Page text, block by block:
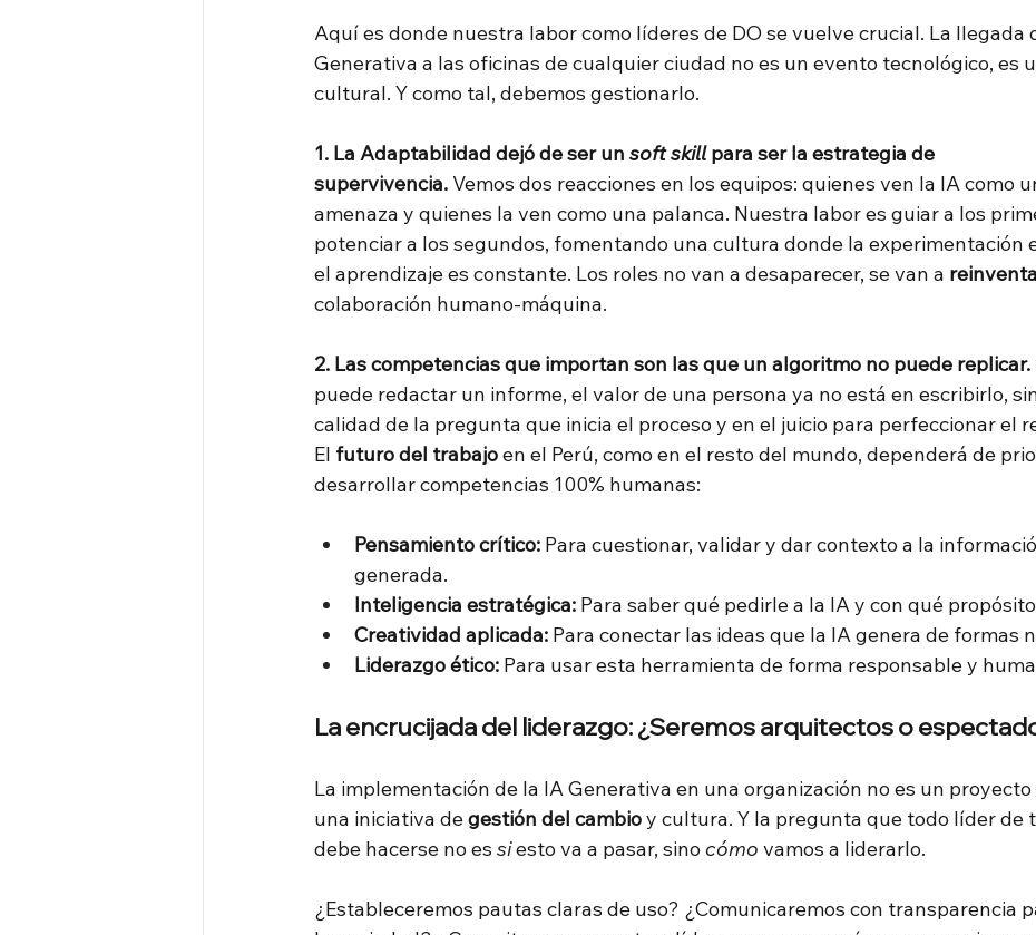
Aquí es donde nuestra labor como líderes de DO se vuelve crucial. La llegada
Generativa a las oficinas de cualquier ciudad no es un evento tecnológico, es
cultural. Y como tal, debemos gestionarlo.
1. La Adaptabilidad dejó de ser un soft skill para ser la estrategia de
supervivencia. Vemos dos reacciones en los equipos: quienes ven la IA como
amenaza y quienes la ven como una palanca. Nuestra labor es guiar a los
potenciar a los segundos, fomentando una cultura donde la experimentación
el aprendizaje es constante. Los roles no van a desaparecer, se van a
colaboración humano-máquina.
2. Las competencias que importan son las que un algoritmo no puede replicar.
puede redactar un informe, el valor de una persona ya no está en escribirlo,
calidad de la pregunta que inicia el proceso y en el juicio para perfeccionar el
El futuro del trabajoen el Perú, como en el resto del mundo, dependerá de
desarrollar competencias 100% humanas:
Pensamiento crítico: Para cuestionar, validar y dar contexto a la
generada.
Inteligencia estratégica: Para saber qué pedirle a la IA y con qué
Creatividad aplicada: Para conectar las ideas que la IA genera de formas
Liderazgo ético: Para usar esta herramienta de forma responsable y
La encrucijada del liderazgo: ¿Seremos arquitectos o
La implementación de la IA Generativa en una organización no es un proyecto
una iniciativa degestión del cambioy cultura. Y la pregunta que todo líder de
debe hacerse no es siesto va a pasar, sino cómo vamos a liderarlo.
¿Estableceremos pautas claras de uso? ¿Comunicaremos con transparencia